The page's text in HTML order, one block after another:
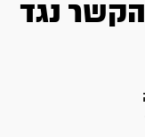
נגד